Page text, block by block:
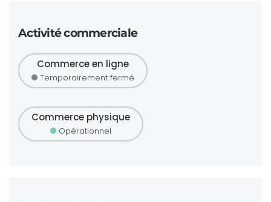
Activité commerciale
Commerce en ligne
Temporairement fermé
Commerce physique
Opérationnel